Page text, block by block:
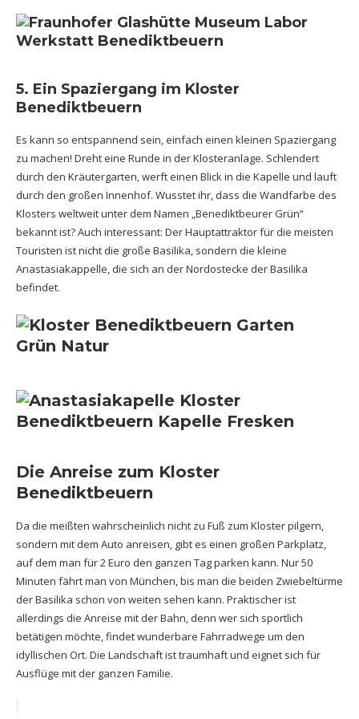
5. Ein Spaziergang im Kloster
Benediktbeuern
Es kann so entspannend sein, einfach einen kleinen Spaziergang
zu machen! Dreht eine Runde in der Klosteranlage. Schlendert
durch den Kräutergarten, werft einen Blick in die Kapelle und lauft
durch den großen Innenhof. Wusstet ihr, dass die Wandfarbe des
Klosters weltweit unter dem Namen „Benediktbeurer Grün“
bekannt ist? Auch interessant: Der Hauptattraktor für die meisten
Touristen ist nicht die große Basilika, sondern die kleine
Anastasiakappelle, die sich an der Nordostecke der Basilika
befindet.
Die Anreise zum Kloster
Benediktbeuern
Da die meißten wahrscheinlich nicht zu Fuß zum Kloster pilgern,
sondern mit dem Auto anreisen, gibt es einen großen Parkplatz,
auf dem man für 2 Euro den ganzen Tag parken kann. Nur 50
Minuten fährt man von München, bis man die beiden Zwiebeltürme
der Basilika schon von weiten sehen kann. Praktischer ist
allerdings die Anreise mit der Bahn, denn wer sich sportlich
betätigen möchte, findet wunderbare Fahrradwege um den
idyllischen Ort. Die Landschaft ist traumhaft und eignet sich für
Ausflüge mit der ganzen Familie.